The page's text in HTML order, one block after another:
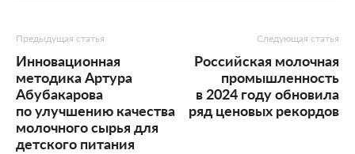
Предыдущая статья
Инновационная
методика Артура
Абубакарова
по улучшению качества
молочного сырья для
детского питания
Следующая статья
Российская молочная
промышленность
в 2024 году обновила
ряд ценовых рекордов